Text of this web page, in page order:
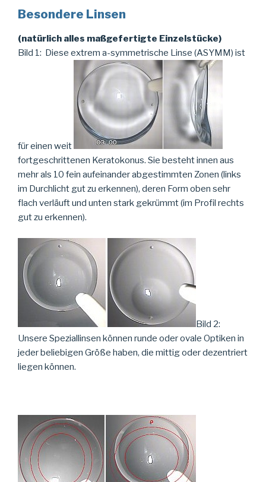
Besondere Linsen
(natürlich alles maßgefertigte Einzelstücke)
Bild 1: Diese extrem a-symmetrische Linse (ASYMM) ist
für einen weit
fortgeschrittenen Keratokonus. Sie besteht innen aus
mehr als 10 fein aufeinander abgestimmten Zonen (links
im Durchlicht gut zu erkennen), deren Form oben sehr
flach verläuft und unten stark gekrümmt (im Profil rechts
gut zu erkennen).
Bild 2:
Unsere Speziallinsen können runde oder ovale Optiken in
jeder beliebigen Größe haben, die mittig oder dezentriert
liegen können.